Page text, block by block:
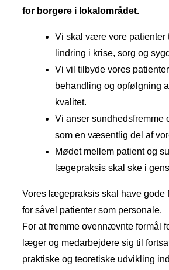
for borgere i lokalområdet.
Vi skal være vore patienter
lindring i krise, sorg og
Vi vil tilbyde vores
behandling og opfølgning
kvalitet.
Vi anser sundhedsfremme
som en væsentlig del af
Mødet mellem patient og
lægepraksis skal ske i
Vores lægepraksis skal have gode
for såvel patienter som personale.
For at fremme ovennævnte formål
læger og medarbejdere sig til
praktiske og teoretiske udvikling